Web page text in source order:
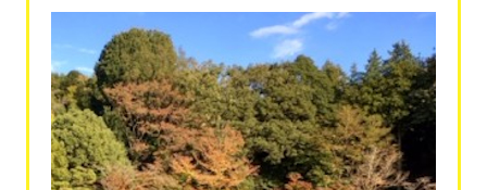
関連企業
新着情報